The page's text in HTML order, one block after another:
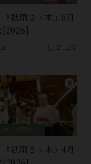
『衹園さゝ木』6月
[2026]
2 0
『衹園さゝ木』4月